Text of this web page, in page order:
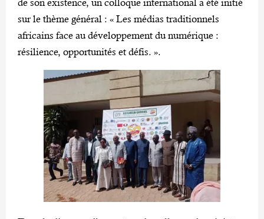
sur le thème général : « Les médias traditionnels
africains face au développement du numérique :
résilience, opportunités et défis. ».